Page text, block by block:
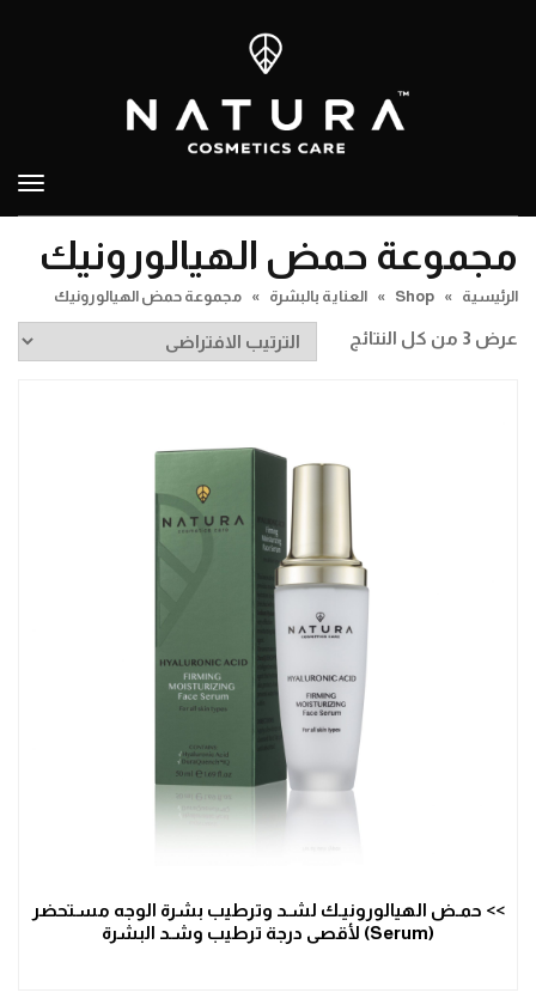
مجموعة حمض الهيالورونيك
الرئيسية »
Shop
» العناية بالبشرة » مجموعة حمض الهيالورونيك
عرض ⁦3⁩ من كل النتائج
>> حمـض الهيالورونيـك لشـد وترطيب بشرة الوجه مسـتحضر
(Serum) لأقصى درجة ترطيب وشـد البشرة